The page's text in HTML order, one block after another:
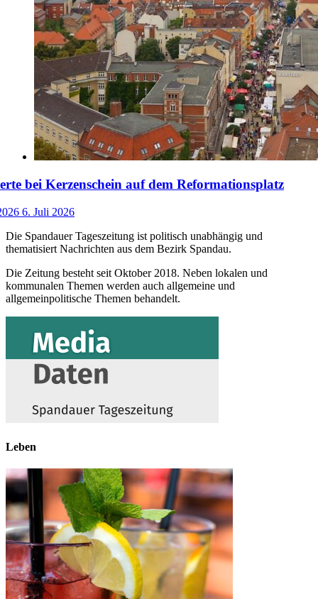
bei Kerzenschein auf dem Reformationsplatz
6. Juli 2026
Die Spandauer Tageszeitung ist politisch unabhängig und
thematisiert Nachrichten aus dem Bezirk Spandau.
Die Zeitung besteht seit Oktober 2018. Neben lokalen und
kommunalen Themen werden auch allgemeine und
allgemeinpolitische Themen behandelt.
Leben